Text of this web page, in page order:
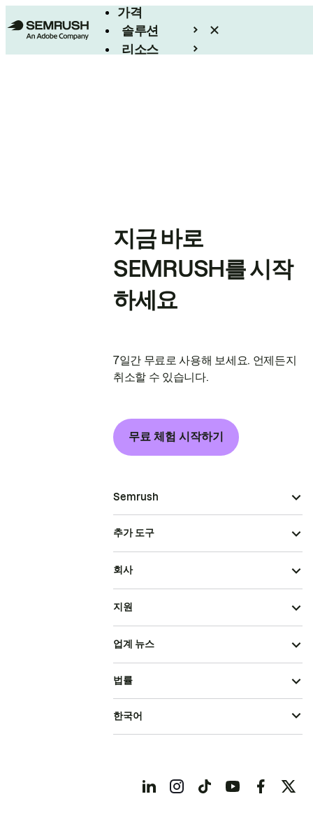
가격
솔루션
리소스
지금 바로
SEMRUSH를 시작
하세요
7일간 무료로 사용해 보세요. 언제든지
취소할 수 있습니다.
무료 체험 시작하기
Semrush
추가 도구
회사
지원
업계 뉴스
법률
한국어